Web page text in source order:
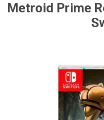
Metroid Prime